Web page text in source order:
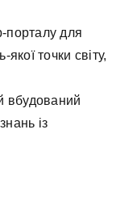
порталу для
точки світу,
вбудований
із